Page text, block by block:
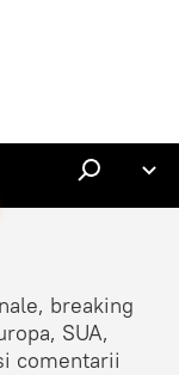
breaking
SUA,
comentarii